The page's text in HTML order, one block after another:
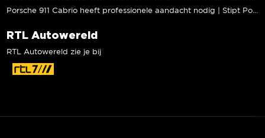
RTL Autowereld
RTL Autowereld zie je bij